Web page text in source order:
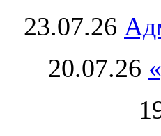
23.07.26
20.07.26